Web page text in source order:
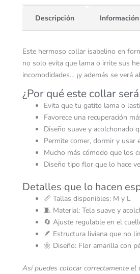
Descripción
Este hermoso collar isabelino en
no solo evita que lama o irrite sus
incomodidades… ¡y además se verá
¿Por qué este collar
Evita que tu gatito lama o
Favorece una recuperación
Diseño suave y acolchonado
Permite comer, dormir y usar
Mucho más cómodo que los
Diseño tipo flor que lo hace
Detalles que lo hacen
📏 Tallas disponibles: M y L
🧵 Material: Tela suave y
🔄 Ajuste regulable en el
🪶 Estructura liviana que no
🌼 Diseño: Flor amarilla con
Así puedes colocar correctamente